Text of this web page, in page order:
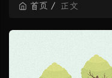
首页 正文